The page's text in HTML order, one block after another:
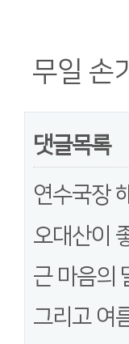
무일 손
댓글목록
연수국장
오대산이
근 마음의
그리고 여